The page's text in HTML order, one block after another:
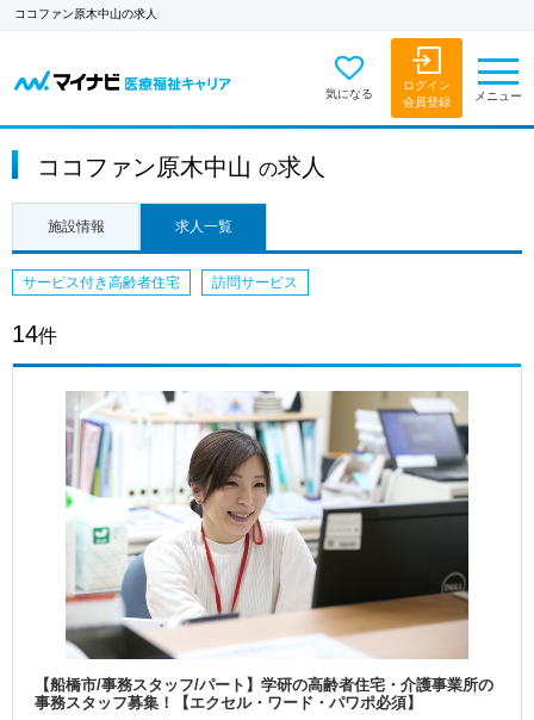
ココファン原木中山の求人
気になる
ログイン
会員登録
メニュー
ココファン原木中山 の求人
施設情報 求人一覧
サービス付き高齢者住宅 訪問サービス
14件
【船橋市/事務スタッフ/パート】学研の高齢者住宅・介護事業所の
事務スタッフ募集！【エクセル・ワード・パワポ必須】